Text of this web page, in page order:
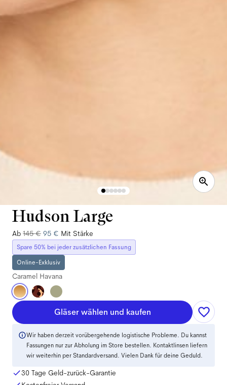
Hudson Large
Ab 145 € 95 € Mit Stärke
Spare 50% bei jeder zusätzlichen Fassung
Online-Exklusiv
Caramel Havana
Gläser wählen und kaufen
Wir haben derzeit vorübergehende logistische Probleme. Du kannst
Fassungen nur zur Abholung im Store bestellen. Kontaktlinsen liefern
wir weiterhin per Standardversand. Vielen Dank für deine Geduld.
30 Tage Geld-zurück-Garantie